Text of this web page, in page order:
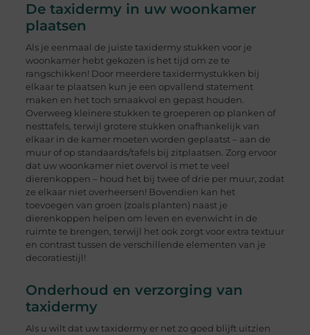
De taxidermy in uw woonkamer
plaatsen
Als je eenmaal de juiste taxidermy stukken voor je
woonkamer hebt gekozen is het tijd om ze te
rangschikken! Door meerdere taxidermystukken bij
elkaar te plaatsen kun je een opvallend statement
maken en het toch smaakvol en gepast houden.
Overweeg kleinere stukken te groeperen op planken of
nesttafels, terwijl grotere stukken onafhankelijk van
elkaar in de kamer moeten worden geplaatst – aan de
muur of op standaards/tafels bij zitplaatsen. Zorg ervoor
dat uw woonkamer niet overvol is met te veel
dierenkoppen – houd het bij twee of drie per muur, zodat
ze elkaar niet overheersen! Bovendien kan het
toevoegen van groen (zoals planten) naast je
dierenkoppen helpen om leven en evenwicht in de
ruimte te brengen, terwijl het ook zorgt voor extra textuur
en contrast tussen de verschillende elementen van je
decoratiestijl!
Onderhoud en verzorging van
taxidermy
Als u wilt dat uw taxidermy er net zo goed blijft uitzien